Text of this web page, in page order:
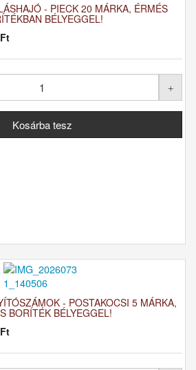
- PIECK 20 MÁRKA, ÉRMÉS
BÉLYEGGEL!
- POSTAKOCSI 5 MÁRKA,
BORÍTÉK BÉLYEGGEL!